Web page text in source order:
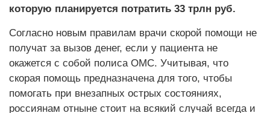
которую планируется потратить 33 трлн руб.
Согласно новым правилам врачи скорой помощи не
получат за вызов денег, если у пациента не
окажется с собой полиса ОМС. Учитывая, что
скорая помощь предназначена для того, чтобы
помогать при внезапных острых состояниях,
россиянам отныне стоит на всякий случай всегда и